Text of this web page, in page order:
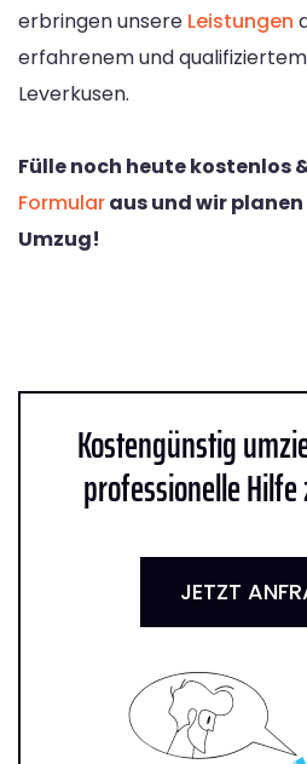
erbringen unsere Leistungen
erfahrenem und
Leverkusen.
Fülle noch heute kostenlos
Formularaus und wir
Umzug!
Kostengünstig
professionelle
JETZT